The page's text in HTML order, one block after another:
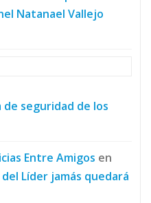
Natanael Vallejo
de seguridad de los
Entre Amigos en
Líder jamás quedará